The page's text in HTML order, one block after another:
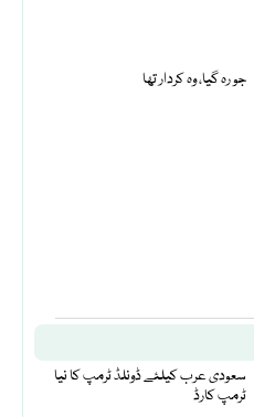
جو رہ گیا، وہ کردار تھا
سعودی عرب کیلئے ڈونلڈ ٹرمپ کا نیا
ٹرمپ کارڈ